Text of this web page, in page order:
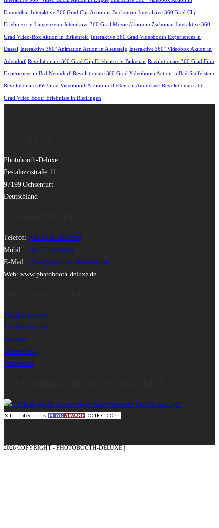
Emmerthal Interaktive 360 Grad Clip Action in Bockenem Interaktive 360 Grad Clip
Erlebnisse in Langenzenn Interaktive 360 Grad Movie Aktion in Zschopau Interaktive 360
Grad Video-Box Aktion in Birkenfeld Interaktive 360 Grad Videobooth Experiences in
Dassel Interaktive 360° Animation Action in Altensteig Interaktive 360° Videobox Aktion in
Adendorf Revolutionäre 360 Grad Clip Erlebnisse in Birkenau Revolutionäre 360 Grad Film
Experiences in Bad Nenndorf Revolutionäre 360 Grad Videobooth Action in Bad Staffelstein
Revolutionäre 360 Grad Videobooth Aktion in Dießen am Ammersee Revolutionäre 360
Grad Video Booth Erlebnisse in Riedlingen
Photobooth-Deluxe
Pestalozzistraße 11
97199 Ochsenfurt
Deutschland
Telefon: +49 9331 8021990
Mobil: +49 177 6506111
E-Mail: office@photobooth-deluxe.de
Web: www.photobooth-deluxe.de
Fotobox kaufen
Fotobox mieten
Kontakt
Datenschutz
Impressum
2026 COPYRIGHT - PHOTOBOOTH-DELUXE |